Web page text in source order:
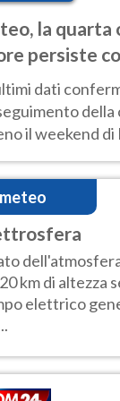
la quarta
persiste
molto
dati
della
il weekend
a una
km di altezza
elettrico